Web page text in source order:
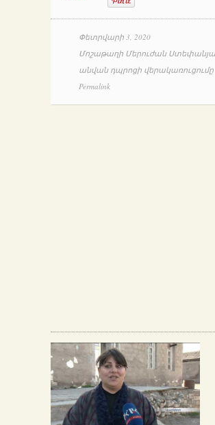
Փետրվարի 3, 2020
Մոշաթաղի Մերուժան
անվան դպրոցի վերակառուցումը
Permalink